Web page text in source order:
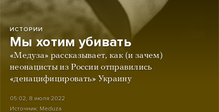
ИСТОРИИ
Мы хотим убивать
«Медуза» рассказывает, как (и зачем)
неонацисты из России отправились
«денацифицировать» Украину
05:02, 8 июля 2022
Источник: Meduza